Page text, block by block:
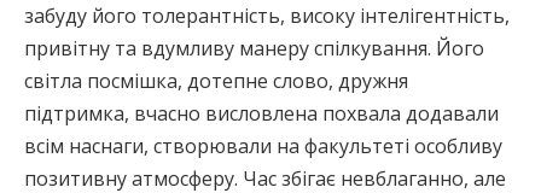
забуду його толерантність, високу інтелігентність,
привітну та вдумливу манеру спілкування. Його
світла посмішка, дотепне слово, дружня
підтримка, вчасно висловлена похвала додавали
всім наснаги, створювали на факультеті особливу
позитивну атмосферу. Час збігає невблаганно, але